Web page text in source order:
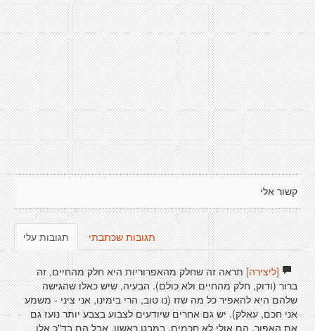
קשור אלי
תגובות עלי תגובות שכתבתי
[ליצירה]תראה זה שחלק מהאפרוריות היא חלק מהחיים, זה
ברור (ודוק, חלק מהחיים ולא כולם). הבעיה, שיש כאלו שהגישה
שלהם היא להאפיר כל מה שזז (נו טוב, הרי בימינו, אני ציני - משמע
אני חכם, עאלק). יש גם אחרים שיודעים לצבוע בצבע יותר נועז גם
את האפור. הם אולי לא חכמים, במבט ראשון, אבל הם בד"כ אלו